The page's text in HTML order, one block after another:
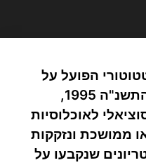
הפועל על
פי חקו הביטוח הלאומי התשנ"ה 1995,
לאוכלוסיות
ממושכת ונזקקות
שנקבעו על